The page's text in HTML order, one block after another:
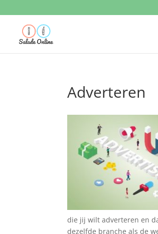
Adverteren
die jij wilt adverteren en
dezelfde branche als de